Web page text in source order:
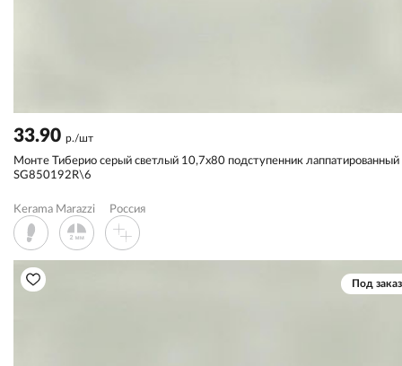
33.90 р./шт
Монте Тиберио серый светлый 10,7x80 подступенник лаппатированный
SG850192R\6
Kerama Marazzi Россия
Под заказ